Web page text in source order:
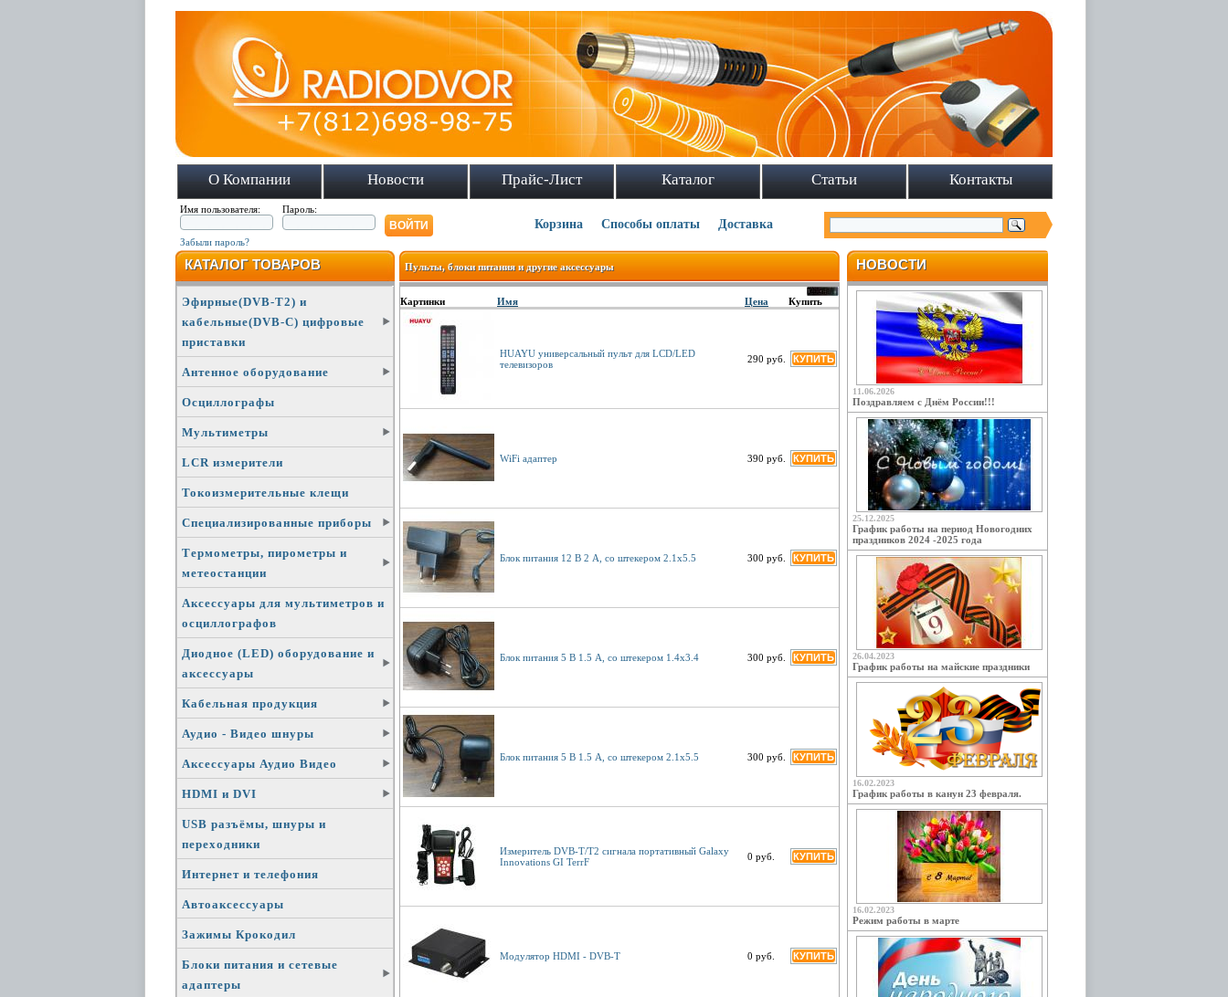
О Компании Новости Прайс-Лист Каталог Статьи Контакты
Имя пользователя: Пароль:
Забыли пароль?
Корзина Способы оплаты Доставка
КАТАЛОГ ТОВАРОВ
Эфирные(DVB-T2) и
кабельные(DVB-C) цифровые
приставки
Антенное оборудование
Осциллографы
Мультиметры
LCR измерители
Токоизмерительные клещи
Специализированные приборы
Термометры, пирометры и
метеостанции
Аксессуары для мультиметров и
осциллографов
Диодное (LED) оборудование и
аксессуары
Кабельная продукция
Аудио - Видео шнуры
Аксессуары Аудио Видео
HDMI и DVI
USB разъёмы, шнуры и
переходники
Интернет и телефония
Автоаксессуары
Зажимы Крокодил
Блоки питания и сетевые
адаптеры
НОВОСТИ
11.06.2026
Поздравляем с Днём России!!!
25.12.2025
График работы на период Новогодних
праздников 2024 -2025 года
26.04.2023
График работы на майские праздники
16.02.2023
График работы в канун 23 февраля.
16.02.2023
Режим работы в марте
Пульты, блоки питания и другие аксессуары
Картинки Имя Цена Купить
HUAYU универсальный пульт для LCD/LED
телевизоров
290 руб.
WiFi адаптер 390 руб.
Блок питания 12 В 2 А, со штекером 2.1х5.5 300 руб.
Блок питания 5 В 1.5 А, со штекером 1.4х3.4 300 руб.
Блок питания 5 В 1.5 А, со штекером 2.1х5.5 300 руб.
Измеритель DVB-T/T2 сигнала портативный Galaxy
Innovations GI TerrF
0 руб.
Модулятор HDMI - DVB-T 0 руб.